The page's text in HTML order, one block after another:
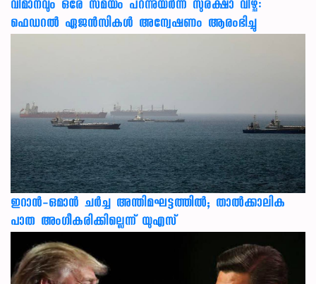
വിമാനവും ഒരേ സമയം പറന്നുയര്‍ന്ന സുരക്ഷാ വീഴ്ച:
ഫെഡറല്‍ ഏജന്‍സികള്‍ അന്വേഷണം ആരംഭിച്ചു
ഇറാന്‍-ഒമാന്‍ ചര്‍ച്ച അന്തിമഘട്ടത്തില്‍; താല്‍ക്കാലിക
പാത അംഗീകരിക്കില്ലെന്ന് യുഎസ്